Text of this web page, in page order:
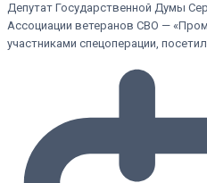
Депутат Государственной Думы
Ассоциации ветеранов СВО —
участниками спецоперации,